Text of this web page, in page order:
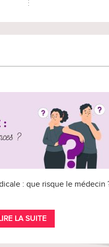
: que risque le médecin
LA SUITE